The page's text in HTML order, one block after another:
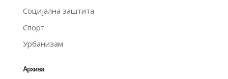
Социјална заштита
Спорт
Урбанизам
Архива